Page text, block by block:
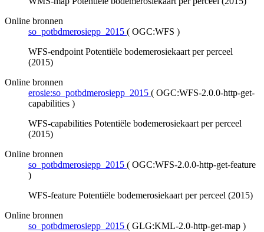
Online bronnen
so_potbdmerosiepp_2015 ( OGC:WFS )
WFS-endpoint Potentiële bodemerosiekaart per perceel
(2015)
Online bronnen
erosie:so_potbdmerosiepp_2015 ( OGC:WFS-2.0.0-http-get-
capabilities )
WFS-capabilities Potentiële bodemerosiekaart per perceel
(2015)
Online bronnen
so_potbdmerosiepp_2015 ( OGC:WFS-2.0.0-http-get-feature
)
WFS-feature Potentiële bodemerosiekaart per perceel (2015)
Online bronnen
so_potbdmerosiepp_2015 ( GLG:KML-2.0-http-get-map )